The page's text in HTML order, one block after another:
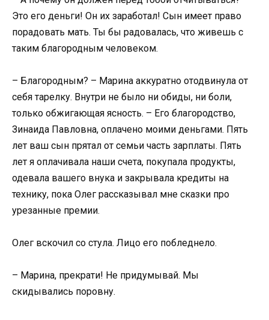
Это его деньги! Он их заработал! Сын имеет право
порадовать мать. Ты бы радовалась, что живешь с
таким благородным человеком.
– Благородным? – Марина аккуратно отодвинула от
себя тарелку. Внутри не было ни обиды, ни боли,
только обжигающая ясность. – Его благородство,
Зинаида Павловна, оплачено моими деньгами. Пять
лет ваш сын прятал от семьи часть зарплаты. Пять
лет я оплачивала наши счета, покупала продукты,
одевала вашего внука и закрывала кредиты на
технику, пока Олег рассказывал мне сказки про
урезанные премии.
Олег вскочил со стула. Лицо его побледнело.
– Марина, прекрати! Не придумывай. Мы
скидывались поровну.